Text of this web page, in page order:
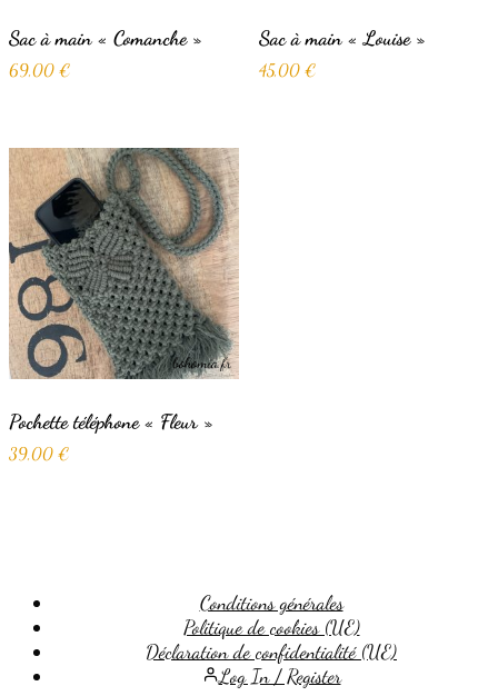
Sac à main « Comanche »
69,00 €
Sac à main « Louise »
45,00 €
Pochette téléphone « Fleur »
39,00 €
Conditions générales
Politique de cookies (UE)
Déclaration de confidentialité (UE)
Log In / Register